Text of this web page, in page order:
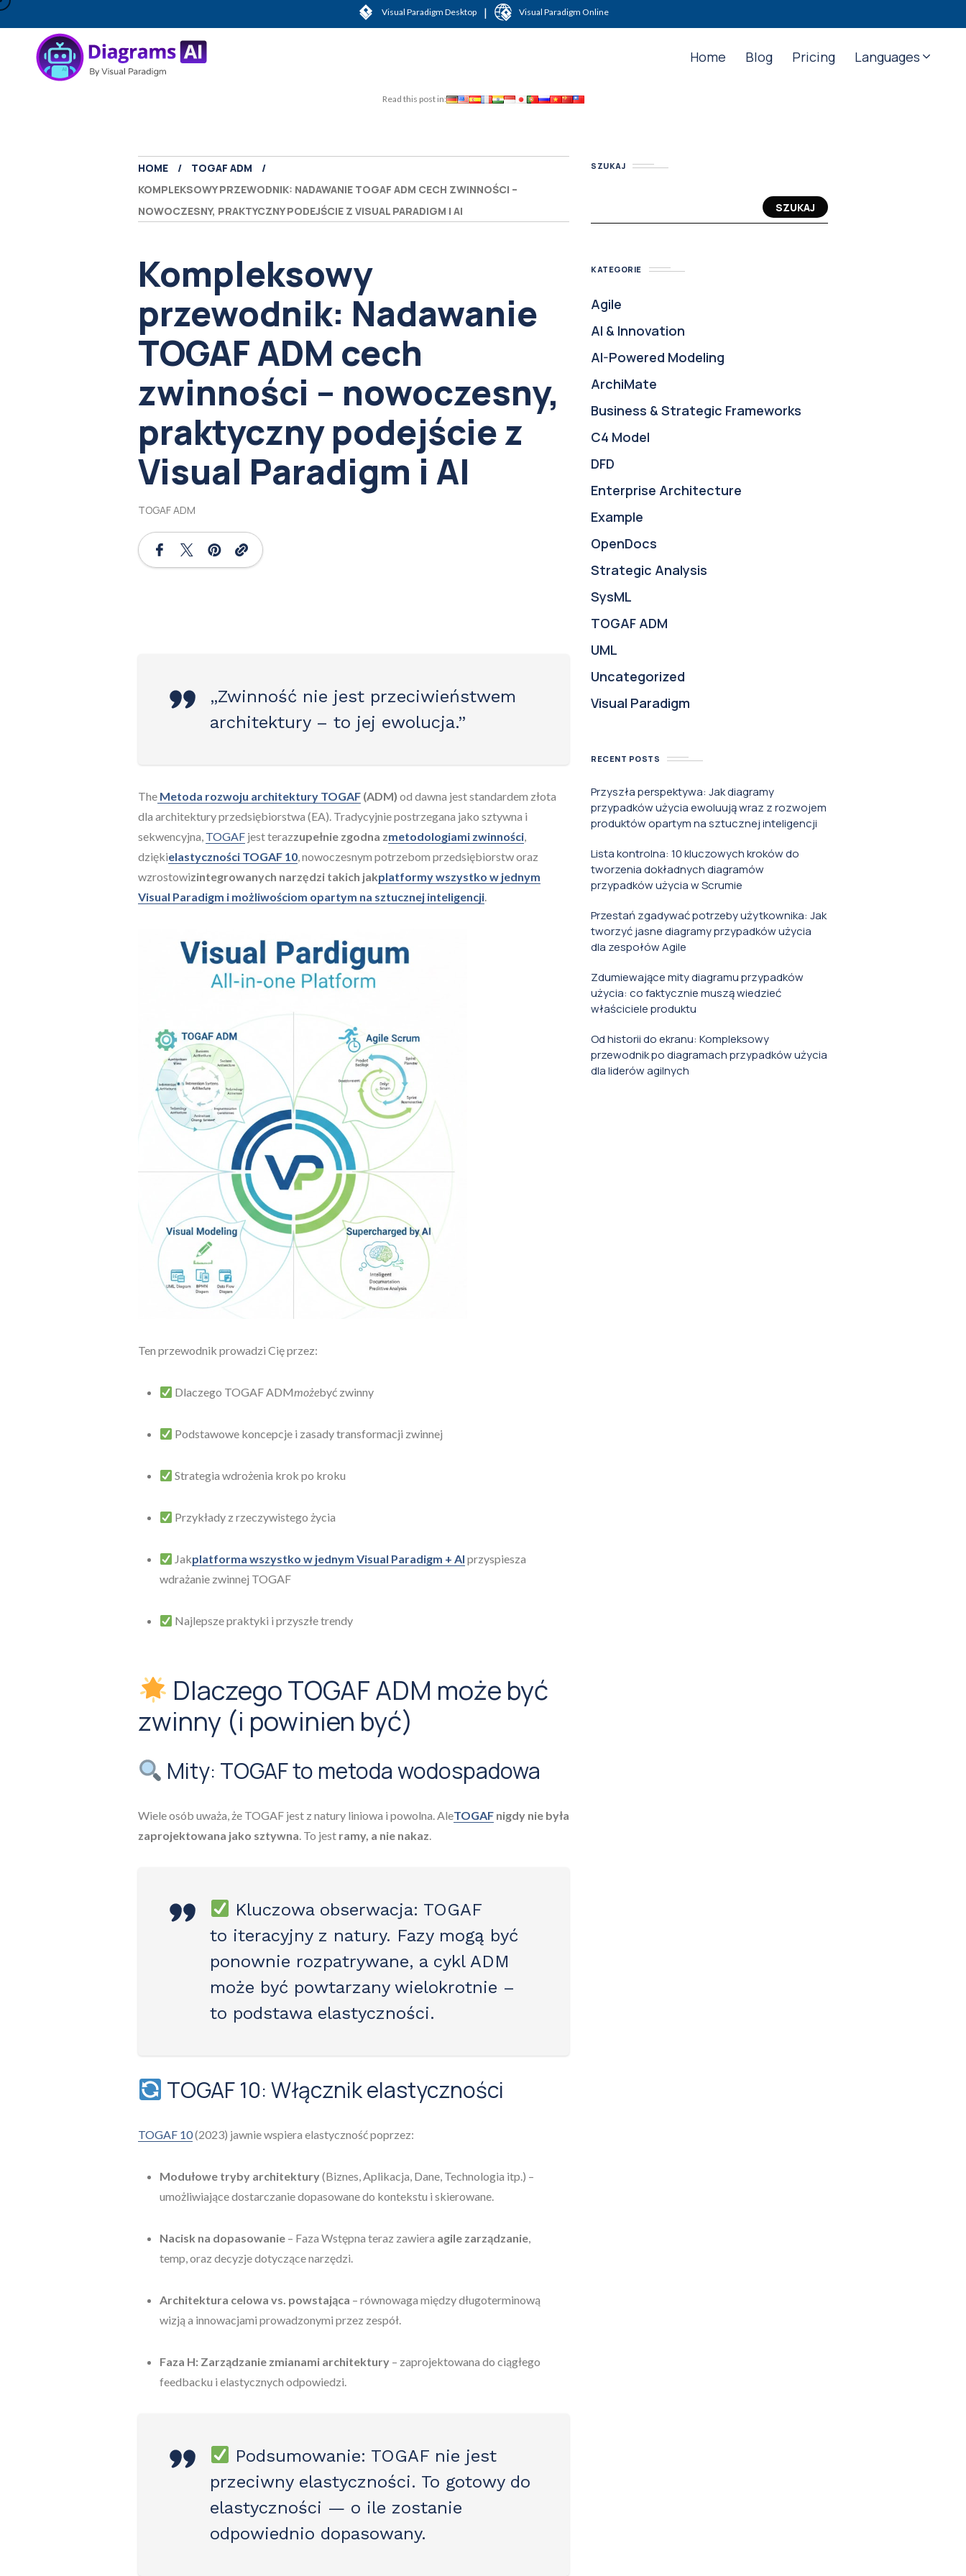
Visual Paradigm Desktop | Visual Paradigm Online
Home Blog Pricing Languages
Read this post in:
HOME
TOGAF ADM
KOMPLEKSOWY PRZEWODNIK: NADAWANIE TOGAF ADM CECH ZWINNOŚCI –
NOWOCZESNY, PRAKTYCZNY PODEJŚCIE Z VISUAL PARADIGM I AI
Kompleksowy
przewodnik: Nadawanie
TOGAF ADM cech
zwinności – nowoczesny,
praktyczny podejście z
Visual Paradigm i AI
TOGAF ADM
„Zwinność nie jest przeciwieństwem
architektury – to jej ewolucja.”
The Metoda rozwoju architektury TOGAF (ADM) od dawna jest standardem złota
dla architektury przedsiębiorstwa (EA). Tradycyjnie postrzegana jako sztywna i
sekwencyjna, TOGAF jest terazzupełnie zgodna zmetodologiami zwinności,
dziękielastyczności TOGAF 10, nowoczesnym potrzebom przedsiębiorstw oraz
wzrostowizintegrowanych narzędzi takich jakplatformy wszystko w jednym
Visual Paradigm i możliwościom opartym na sztucznej inteligencji.
Ten przewodnik prowadzi Cię przez:
Dlaczego TOGAF ADMmożebyć zwinny
Podstawowe koncepcje i zasady transformacji zwinnej
Strategia wdrożenia krok po kroku
Przykłady z rzeczywistego życia
Jakplatforma wszystko w jednym Visual Paradigm + AI przyspiesza
wdrażanie zwinnej TOGAF
Najlepsze praktyki i przyszłe trendy
Dlaczego TOGAF ADM może być
zwinny (i powinien być)
Mity: TOGAF to metoda wodospadowa
Wiele osób uważa, że TOGAF jest z natury liniowa i powolna. AleTOGAF nigdy nie była
zaprojektowana jako sztywna. To jest ramy, a nie nakaz.
Kluczowa obserwacja: TOGAF
to iteracyjny z natury. Fazy mogą być
ponownie rozpatrywane, a cykl ADM
może być powtarzany wielokrotnie –
to podstawa elastyczności.
TOGAF 10: Włącznik elastyczności
TOGAF 10(2023) jawnie wspiera elastyczność poprzez:
Modułowe tryby architektury(Biznes, Aplikacja, Dane, Technologia itp.) –
umożliwiające dostarczanie dopasowane do kontekstu i skierowane.
Nacisk na dopasowanie – Faza Wstępna teraz zawiera agile zarządzanie,
temp, oraz decyzje dotyczące narzędzi.
Architektura celowa vs. powstająca – równowaga między długoterminową
wizją a innowacjami prowadzonymi przez zespół.
Faza H: Zarządzanie zmianami architektury – zaprojektowana do ciągłego
feedbacku i elastycznych odpowiedzi.
Podsumowanie: TOGAF nie jest
przeciwny elastyczności. To gotowy do
elastyczności — o ile zostanie
odpowiednio dopasowany.
SZUKAJ
SZUKAJ
KATEGORIE
Agile
AI & Innovation
AI-Powered Modeling
ArchiMate
Business & Strategic Frameworks
C4 Model
DFD
Enterprise Architecture
Example
OpenDocs
Strategic Analysis
SysML
TOGAF ADM
UML
Uncategorized
Visual Paradigm
RECENT POSTS
Przyszła perspektywa: Jak diagramy
przypadków użycia ewoluują wraz z rozwojem
produktów opartym na sztucznej inteligencji
Lista kontrolna: 10 kluczowych kroków do
tworzenia dokładnych diagramów
przypadków użycia w Scrumie
Przestań zgadywać potrzeby użytkownika: Jak
tworzyć jasne diagramy przypadków użycia
dla zespołów Agile
Zdumiewające mity diagramu przypadków
użycia: co faktycznie muszą wiedzieć
właściciele produktu
Od historii do ekranu: Kompleksowy
przewodnik po diagramach przypadków użycia
dla liderów agilnych